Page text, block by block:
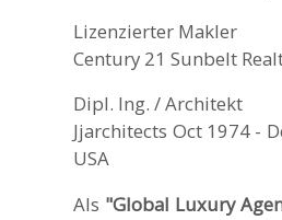
Lizenzierter Makler
Century 21 Sunbelt
Dipl. Ing. / Architekt
Jjarchitects Oct 1974 -
USA
Als "Global Luxury